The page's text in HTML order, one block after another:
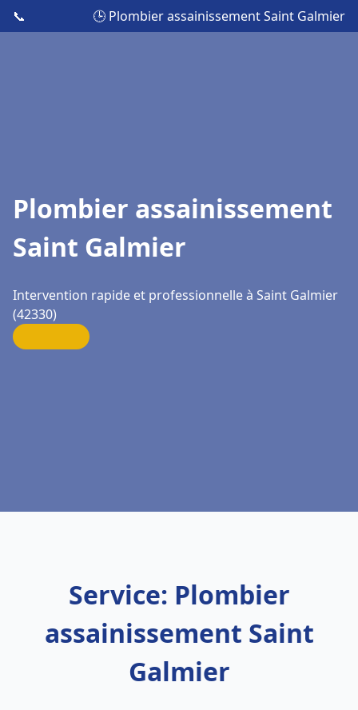
📞 🕒 Plombier assainissement Saint Galmier
Plombier assainissement
Saint Galmier
Intervention rapide et professionnelle à Saint Galmier
(42330)
Service: Plombier
assainissement Saint
Galmier